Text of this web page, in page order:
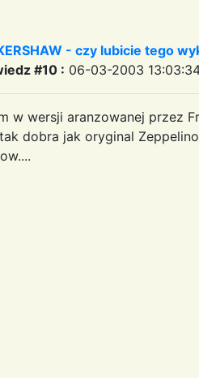
- czy lubicie tego
#10 : 06-03-2003
w wersji aranzowanej przez
dobra jak oryginal